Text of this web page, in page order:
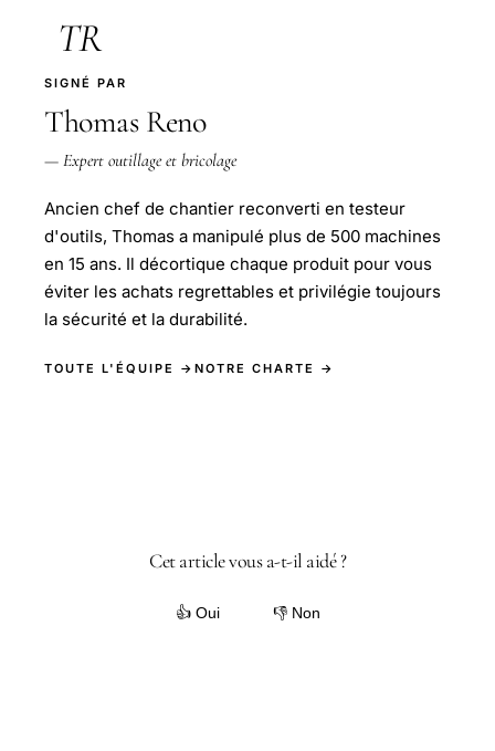
TR
SIGNÉ PAR
Thomas Reno
— Expert outillage et bricolage
Ancien chef de chantier reconverti en testeur
d'outils, Thomas a manipulé plus de 500 machines
en 15 ans. Il décortique chaque produit pour vous
éviter les achats regrettables et privilégie toujours
la sécurité et la durabilité.
TOUTE L'ÉQUIPE → NOTRE CHARTE →
Cet article vous a-t-il aidé ?
👍 Oui 👎 Non